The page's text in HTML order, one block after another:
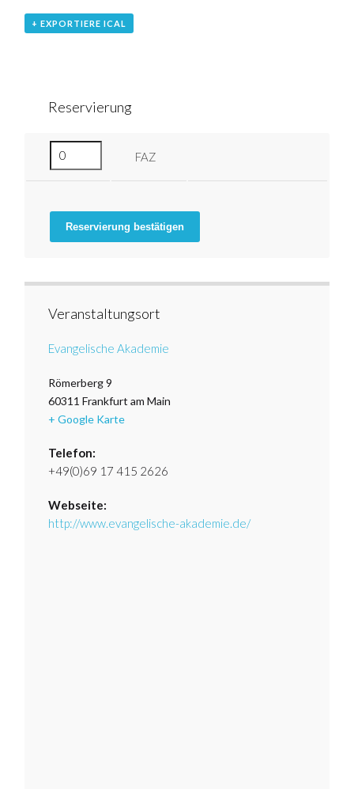
+ EXPORTIERE ICAL
Reservierung
FAZ
Reservierung bestätigen
Veranstaltungsort
Evangelische Akademie
Römerberg 9
60311 Frankfurt am Main
+ Google Karte
Telefon:
+49(0)69 17 415 2626
Webseite:
http://www.evangelische-akademie.de/